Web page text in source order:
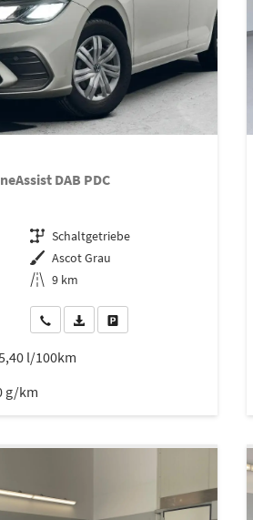
DAB PDC
Getriebe Schaltgetriebe
Außenfarbe Ascot Grau
Kilometerstand 9 km
Wir rufen Sie an
Fahrzeugexposé (PDF)
Fahrzeug parken
l/100km
g/km